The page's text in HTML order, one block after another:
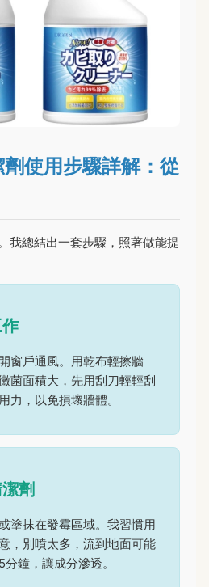
使用步驟詳解：從
我總結出一套步驟，照著做能提
窗戶通風。用乾布輕擦牆
菌面積大，先用刮刀輕輕刮
力，以免損壞牆體。
劑
塗抹在發霉區域。我習慣用
，別噴太多，流到地面可能
鐘，讓成分滲透。